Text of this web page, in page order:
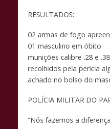
RESULTADOS:
02 armas de fogo
01 masculino em óbito
munições calibre .28 e
recolhidos pela perícia
achado no bolso do
POLÍCIA MILITAR DO
“Nós fazemos a